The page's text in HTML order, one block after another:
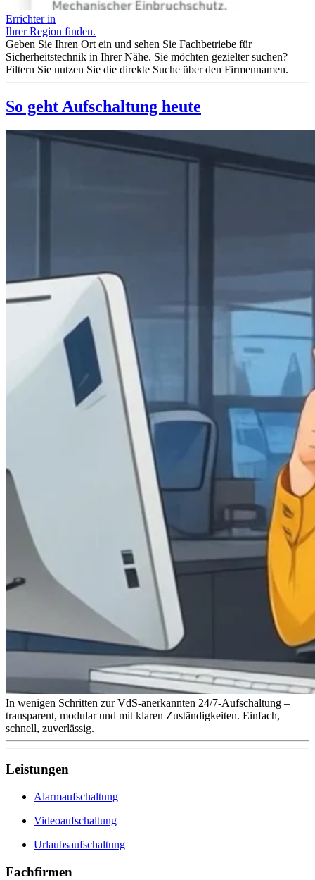
Errichter in
Ihrer Region finden.
Geben Sie Ihren Ort ein und sehen Sie Fachbetriebe für
Sicherheitstechnik in Ihrer Nähe. Sie möchten gezielter suchen?
Filtern Sie nutzen Sie die direkte Suche über den Firmennamen.
So geht Aufschaltung heute
In wenigen Schritten zur VdS-anerkannten 24/7-Aufschaltung –
transparent, modular und mit klaren Zuständigkeiten. Einfach,
schnell, zuverlässig.
Leistungen
Alarmaufschaltung
Videoaufschaltung
Urlaubsaufschaltung
Fachfirmen